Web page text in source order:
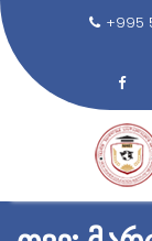
p
+995